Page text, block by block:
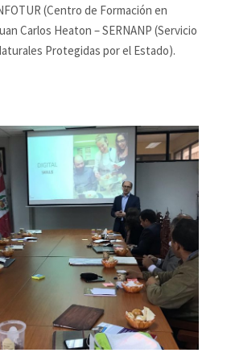
(Centro de Formación en
Carlos Heaton – SERNANP (Servicio
Protegidas por el Estado).